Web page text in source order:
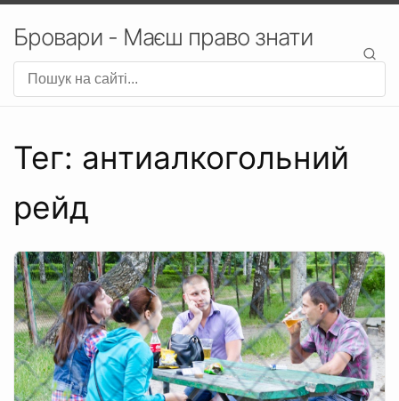
Бровари - Маєш право знати
Тег: антиалкогольний
рейд